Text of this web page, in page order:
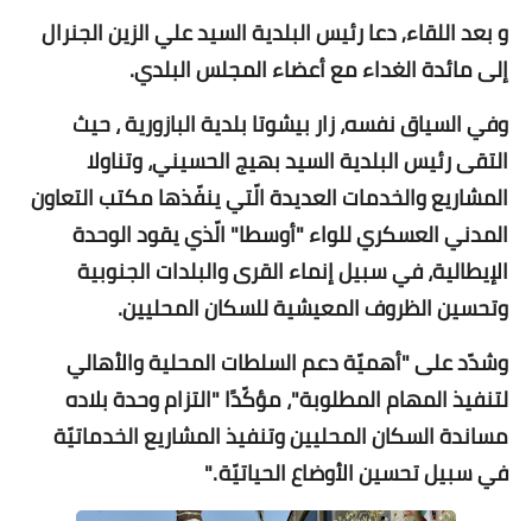
و بعد اللقاء, دعا رئيس البلدية السيد علي الزين الجنرال
إلى مائدة الغداء مع أعضاء المجلس البلدي.
وفي السياق نفسه، زار بيشوتا بلدية البازورية ، حيث
التقى رئيس البلدية السيد بهيج الحسيني، وتناولا
المشاريع والخدمات العديدة الّتي ينفّذها مكتب التعاون
المدني العسكري للواء "أوسطا" الّذي يقود الوحدة
الإيطالية، في سبيل إنماء القرى والبلدات الجنوبية
وتحسين الظروف المعيشية للسكان المحليين.
وشدّد على "أهميّة دعم السلطات المحلية والأهالي
لتنفيذ المهام المطلوبة"، مؤكّدًا "التزام وحدة بلاده
مساندة السكان المحليين وتنفيذ المشاريع الخدماتيّة
في سبيل تحسين الأوضاع الحياتيّة ."